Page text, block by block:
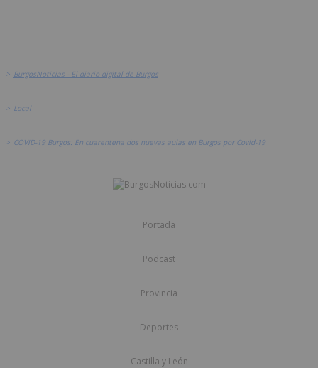
> BurgosNoticias - El diario digital de Burgos
> Local
> COVID-19 Burgos: En cuarentena dos nuevas aulas en Burgos por Covid-19
Portada
Podcast
Provincia
Deportes
Castilla y León